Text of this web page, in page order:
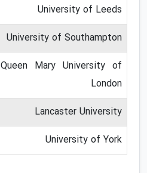
University of Leeds
University of Southampton
Queen Mary University of
London
Lancaster University
University of York